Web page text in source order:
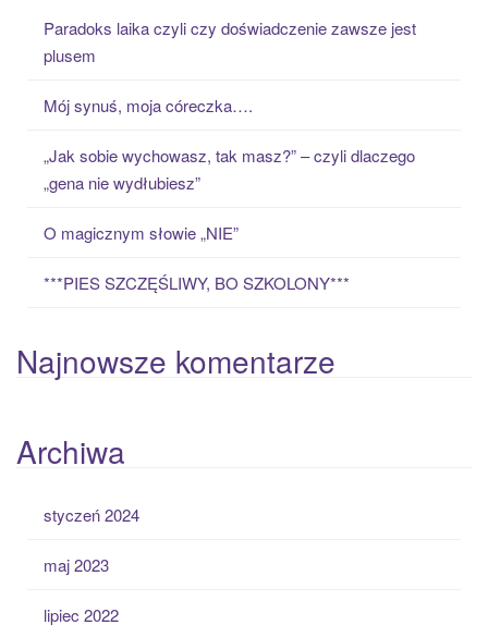
Paradoks laika czyli czy doświadczenie zawsze jest
plusem
Mój synuś, moja córeczka….
„Jak sobie wychowasz, tak masz?” – czyli dlaczego
„gena nie wydłubiesz”
O magicznym słowie „NIE”
***PIES SZCZĘŚLIWY, BO SZKOLONY***
Najnowsze komentarze
Archiwa
styczeń 2024
maj 2023
lipiec 2022